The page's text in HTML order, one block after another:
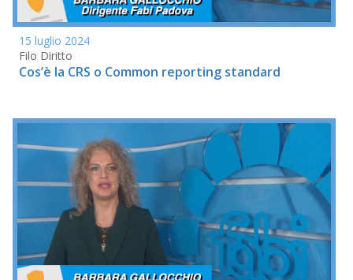
15 luglio 2024
Filo Diritto
Cos’è la CRS o Common reporting standard